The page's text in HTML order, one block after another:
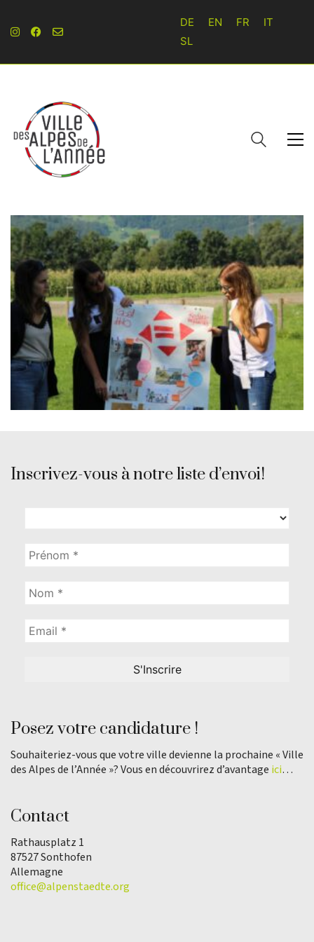
DE EN FR
IT
SL
Inscrivez-vous à notre liste d’envoi!
Posez votre candidature !
Souhaiteriez-vous que votre ville devienne la prochaine « Ville
des Alpes de l’Année »? Vous en découvrirez d’avantage ici…
Contact
Rathausplatz 1
87527 Sonthofen
Allemagne
office@alpenstaedte.org